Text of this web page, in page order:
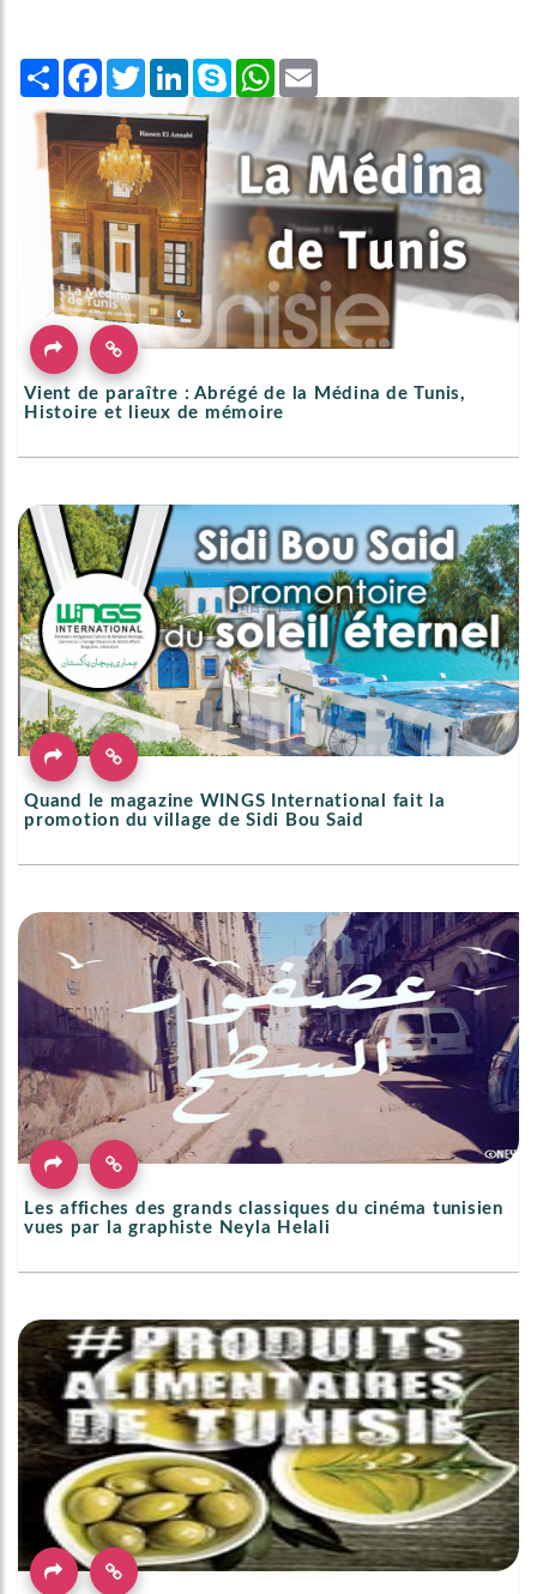
Share FacebookTwitterLinkedInSkype WhatsApp
Vient de paraître : Abrégé de la Médina de Tunis,
Histoire et lieux de mémoire
Quand le magazine WINGS International fait la
promotion du village de Sidi Bou Said
Les affiches des grands classiques du cinéma tunisien
vues par la graphiste Neyla Helali